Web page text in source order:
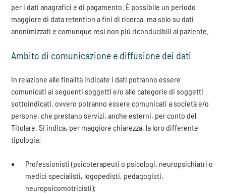
per i dati anagrafici e di pagamento. È possibile un periodo
maggiore di data retention a fini di ricerca, ma solo su dati
anonimizzati e comunque resi non più riconducibili al paziente.
Ambito di comunicazione e diffusione dei dati
In relazione alle finalità indicate i dati potranno essere
comunicati ai seguenti soggetti e/o alle categorie di soggetti
sottoindicati, ovvero potranno essere comunicati a società e/o
persone, che prestano servizi, anche esterni, per conto del
Titolare. Si indica, per maggiore chiarezza, la loro differente
tipologia:
Professionisti (psicoterapeuti o psicologi, neuropsichiatri o
medici specialisti, logopedisti, pedagogisti,
neuropsicomotricisti);